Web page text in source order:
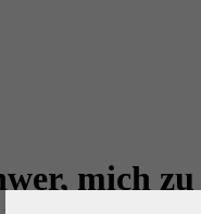
mich